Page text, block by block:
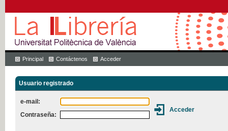
Principal Contáctenos Acceder
Usuario registrado
e-mail:
Contraseña: